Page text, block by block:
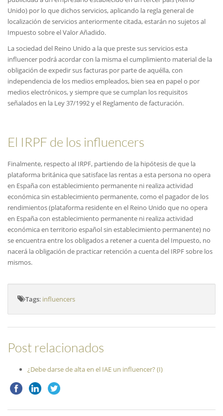
Unido) por lo que dichos servicios, aplicando la regla general de
localización de servicios anteriormente citada, estarán no sujetos al
Impuesto sobre el Valor Añadido.
La sociedad del Reino Unido a la que preste sus servicios esta
influencer podrá acordar con la misma el cumplimiento material de la
obligación de expedir sus facturas por parte de aquélla, con
independencia de los medios empleados, bien sea en papel o por
medios electrónicos, y siempre que se cumplan los requisitos
señalados en la Ley 37/1992 y el Reglamento de facturación.
El IRPF de los influencers
Finalmente, respecto al IRPF, partiendo de la hipótesis de que la
plataforma británica que satisface las rentas a esta persona no opera
en España con establecimiento permanente ni realiza actividad
económica sin establecimiento permanente, como el pagador de los
rendimientos (plataforma residente en el Reino Unido que no opera
en España con establecimiento permanente ni realiza actividad
económica en territorio español sin establecimiento permanente) no
se encuentra entre los obligados a retener a cuenta del Impuesto, no
nacerá la obligación de practicar retención a cuenta del IRPF sobre los
mismos.
Tags: influencers
Post relacionados
¿Debe darse de alta en el IAE un influencer? (I)